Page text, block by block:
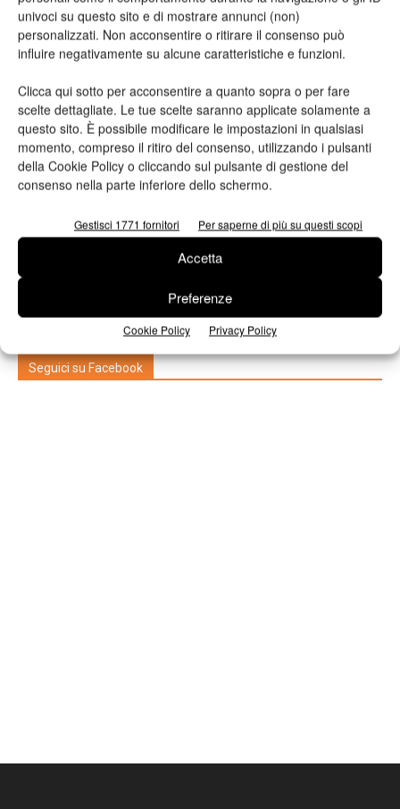
univoci su questo sito e di mostrare annunci (non)
personalizzati. Non acconsentire o ritirare il consenso può
influire negativamente su alcune caratteristiche e funzioni.
Clicca qui sotto per acconsentire a quanto sopra o per fare
scelte dettagliate. Le tue scelte saranno applicate solamente a
questo sito. È possibile modificare le impostazioni in qualsiasi
momento, compreso il ritiro del consenso, utilizzando i pulsanti
della Cookie Policy o cliccando sul pulsante di gestione del
consenso nella parte inferiore dello schermo.
Gestisci 1771 fornitori Per saperne di più su questi scopi
Accetta
Preferenze
Cookie Policy Privacy Policy
Leggi la rivista
Edicola Web
Seguici su Facebook